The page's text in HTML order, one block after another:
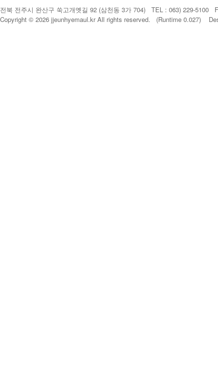
전북 전주시 완산구 쑥고개옛길 92 (삼천동 3가 704) TEL : 063) 229-5100
Copyright © 2026 jjeunhyemaul.kr All rights reserved. (Runtime 0.027)